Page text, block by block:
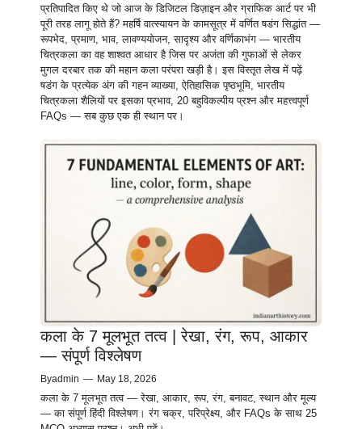
प्रतिपादित किए थे जो आज के डिजिटल डिज़ाइन और ग्राफिक आर्ट पर भी
पूरी तरह लागू होते हैं? महर्षि वात्स्यायन के कामसूत्र में वर्णित षडंग सिद्धांत —
रूपभेद, प्रमाण, भाव, लावण्ययोजन, सादृश्य और वर्णिकाभंग — भारतीय
चित्रकला का वह शाश्वत आधार है जिस पर अजंता की गुफाओं से लेकर
मुगल दरबार तक की महान कला परंपरा खड़ी है। इस विस्तृत लेख में पढ़ें
षडंग के प्रत्येक अंग की गहन व्याख्या, ऐतिहासिक पृष्ठभूमि, भारतीय
चित्रकला शैलियों पर इसका प्रभाव, 20 बहुविकल्पीय प्रश्न और महत्त्वपूर्ण
FAQs — सब कुछ एक ही स्थान पर।
कला के 7 मूलभूत तत्व | रेखा, रंग, रूप, आकार
— संपूर्ण विश्लेषण
Byadmin — May 18, 2026
कला के 7 मूलभूत तत्व — रेखा, आकार, रूप, रंग, बनावट, स्थान और मूल्य
— का संपूर्ण हिंदी विश्लेषण। रंग चक्र, परिप्रेक्ष्य, और FAQs के साथ 25